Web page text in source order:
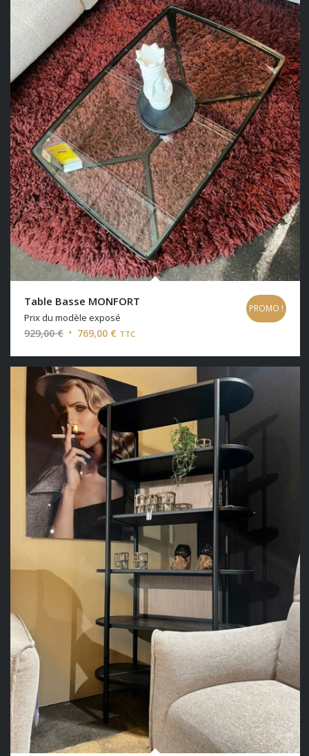
Table Basse MONFORT
Prix du modèle exposé
929,00€ Le
initial
était :
929,00 €.
769,00 € Le
actuel
est :
769,00 €.
TTC
PROMO !